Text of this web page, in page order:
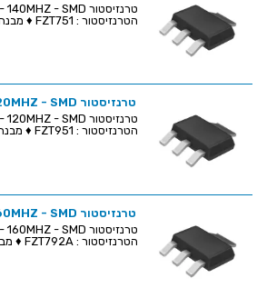
הטרנזיסטור : FZT751 ♦ מבנה הטרנזיסט...
טרנזיסטור PNP - 60V 5A - 120MHZ - SMD
הטרנזיסטור : FZT951 ♦ מבנה הטרנזיסט...
טרנזיסטור PNP - 70V 2A - 160MHZ - SMD
הטרנזיסטור : FZT792A ♦ מבנה הטרנזיס...